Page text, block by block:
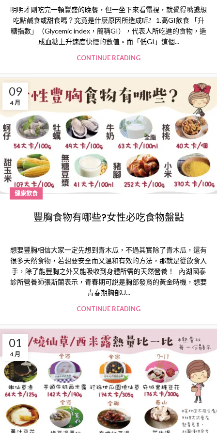
明明才剛吃完一頓豐盛的晚餐，但一坐下來看電視，就覺得嘴饞想
吃點鹹食或甜食嗎？究竟是什麼原因所造成呢? 1.高GI飲食 「升
糖指數」（Glycemic index，簡稱GI），代表人所吃進的食物，造
成血糖上升速度快慢的數值。而「低GI」這個...
CONTINUE READING
09
4 月
健康飲食
豐胸食物有哪些?女性必吃食物盤點
想要豐胸相信大家一定先想到青木瓜，不過其實除了青木瓜，還有
很多天然食物，若想要安全而又溫和有效的方法，那就是從飲食入
手，除了能豐胸之外又能吸收到身體所需的天然營養！ 內湖國泰
診所營養師張斯蘭表示，青春期可說是胸部發育的黃金時機，想要
青春期胸部U...
CONTINUE READING
01
4 月